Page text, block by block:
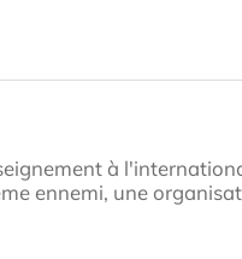
à
ennemi, une